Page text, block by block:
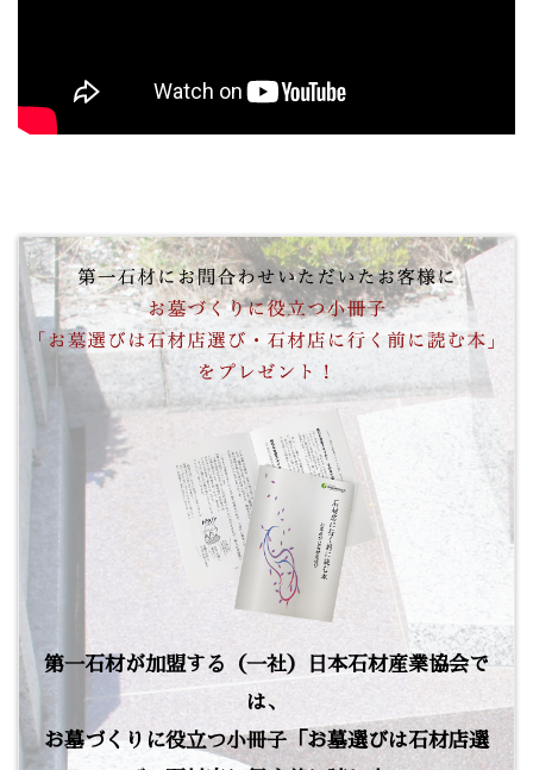
第一石材が加盟する（一社）日本石材産業協会で
は、
お墓づくりに役立つ小冊子「お墓選びは石材店選